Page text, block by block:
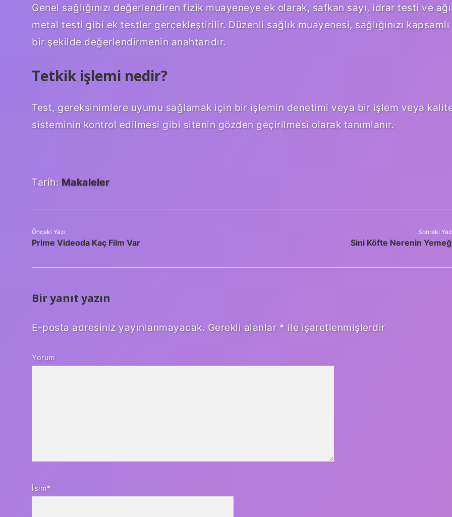
Genel sağlığınızı değerlendiren fizik muayeneye ek olarak, safkan sayı, idrar testi ve
metal testi gibi ek testler gerçekleştirilir. Düzenli sağlık muayenesi, sağlığınızı kapsamlı
bir şekilde değerlendirmenin anahtarıdır.
Tetkik işlemi nedir?
Test, gereksinimlere uyumu sağlamak için bir işlemin denetimi veya bir işlem veya
sisteminin kontrol edilmesi gibi sitenin gözden geçirilmesi olarak tanımlanır.
Tarih: Makaleler
Önceki Yazı
Prime Videoda Kaç Film Var
Sonraki
Sini Köfte Nerenin
Bir yanıt yazın
E-posta adresiniz yayınlanmayacak. Gerekli alanlar * ile işaretlenmişlerdir
Yorum
İsim*